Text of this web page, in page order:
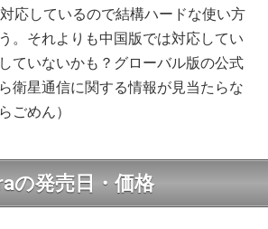
応しているので結構ハードな使い方
。それよりも中国版では対応してい
ていないかも？グローバル版の公式
衛星通信に関する情報が見当たらな
ごめん）
の発売日・価格